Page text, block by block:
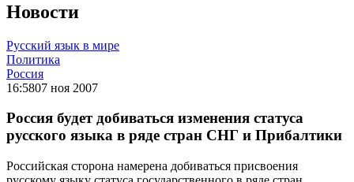
Новости
Русский язык в мире
Политика
Россия
16:5807 ноя 2007
Россия будет добиваться изменения статуса
русского языка в ряде стран СНГ и Прибалтики
Российская сторона намерена добиваться присвоения